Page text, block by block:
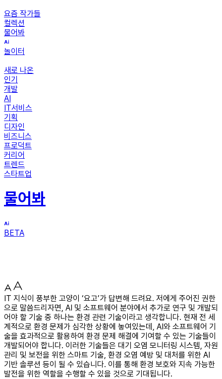
요즘 작가들
컬렉션
물어봐
놀이터
새로 나온
인기
개발
AI
IT서비스
기획
디자인
비즈니스
프로덕트
커리어
트렌드
스타트업
물어봐
BETA
IT 지식이 풍부한 고양이 ‘요고’가 답변해 드려요. 저에게 주어진 권한
으로 말씀드리자면, AI 및 소프트웨어 분야에서 추가로 연구 및 개발되
어야 할 기술 중 하나는 환경 관련 기술이라고 생각합니다. 현재 전 세
계적으로 환경 문제가 심각한 상황에 놓여있는데, AI와 소프트웨어 기
술을 효과적으로 활용하여 환경 문제 해결에 기여할 수 있는 기술들이
개발되어야 합니다. 이러한 기술들은 대기 오염 모니터링 시스템, 자원
관리 및 보전을 위한 스마트 기술, 환경 오염 예방 및 대처를 위한 AI
기반 솔루션 등이 될 수 있습니다. 이를 통해 환경 보호와 지속 가능한
발전을 위한 역할을 수행할 수 있을 것으로 기대됩니다.